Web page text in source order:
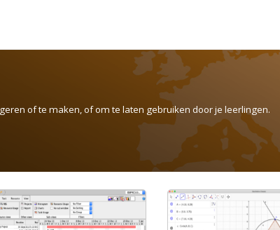
of te maken, of om te laten gebruiken door je leerlingen.